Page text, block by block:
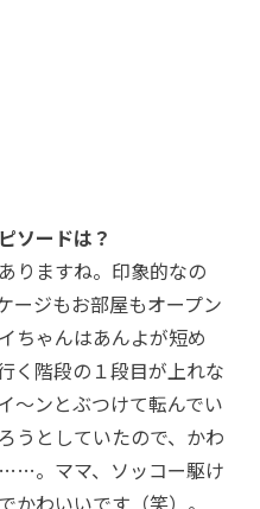
ソードは？
りますね。印象的なの
ージもお部屋もオープン
ちゃんはあんよが短め
く階段の１段目が上れな
～ンとぶつけて転んでい
うとしていたので、かわ
。ママ、ソッコー駆け